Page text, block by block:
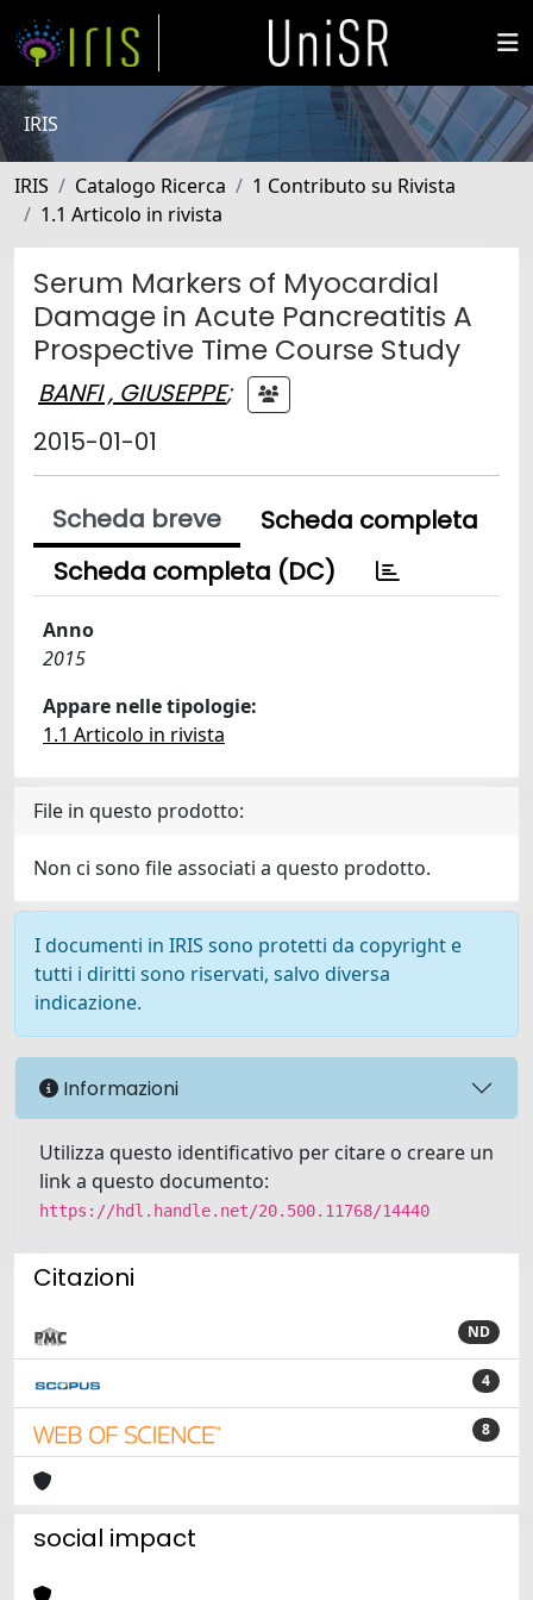
IRIS
IRIS Catalogo Ricerca
1 Contributo su Rivista
1.1 Articolo in rivista
Serum Markers of Myocardial
Damage in Acute Pancreatitis A
Prospective Time Course Study
BANFI , GIUSEPPE;
2015-01-01
Scheda breve
Scheda completa
Scheda completa (DC)
Anno
2015
Appare nelle tipologie:
1.1 Articolo in rivista
File in questo prodotto:
Non ci sono file associati a questo prodotto.
I documenti in IRIS sono protetti da copyright e
tutti i diritti sono riservati, salvo diversa
indicazione.
Informazioni
Utilizza questo identificativo per citare o creare un
link a questo documento:
https://hdl.handle.net/20.500.11768/14440
Citazioni
ND
4
8
social impact